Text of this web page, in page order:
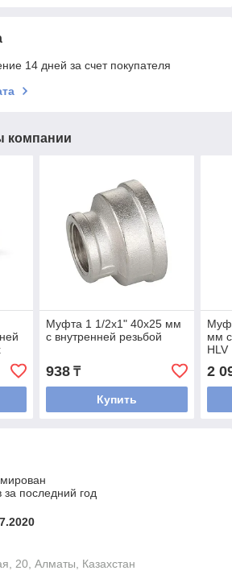
14 дней за счет покупателя
компании
Муфта 1 1/2x1" 40x25 мм
с внутренней резьбой
938₸
Купить
мм
HLV
2
последний год
20, Алматы, Казахстан